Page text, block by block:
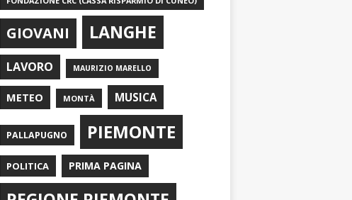
GIOVANI LANGHE
LAVORO MAURIZIO MARELLO
METEO MONTÀ MUSICA
PALLAPUGNO PIEMONTE
POLITICA PRIMA PAGINA